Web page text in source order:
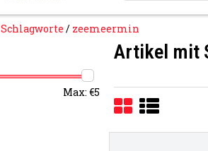
Schlagworte / zeemeermin
Max: €5
Artikel mit